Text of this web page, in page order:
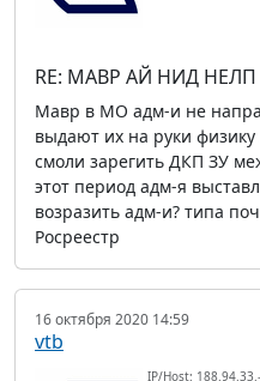
RE: МАВР АЙ НИД НЕЛП
Мавр в МО адм-и не
выдают их на руки
смоли зарегить ДКП ЗУ
этот период адм-я
возразить адм-и? типа
Росреестр
16 октября 2020 14:59
vtb
IP/Host: